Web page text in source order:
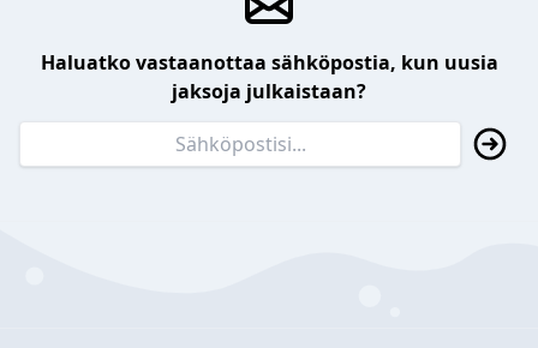
Haluatko vastaanottaa sähköpostia, kun uusia
jaksoja julkaistaan?